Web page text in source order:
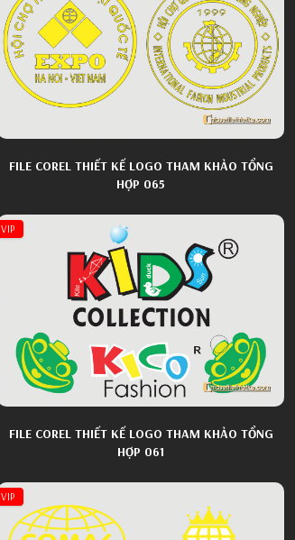
FILE COREL THIẾT KẾ LOGO THAM KHẢO TỔNG
HỢP 065
VIP
FILE COREL THIẾT KẾ LOGO THAM KHẢO TỔNG
HỢP 061
VIP